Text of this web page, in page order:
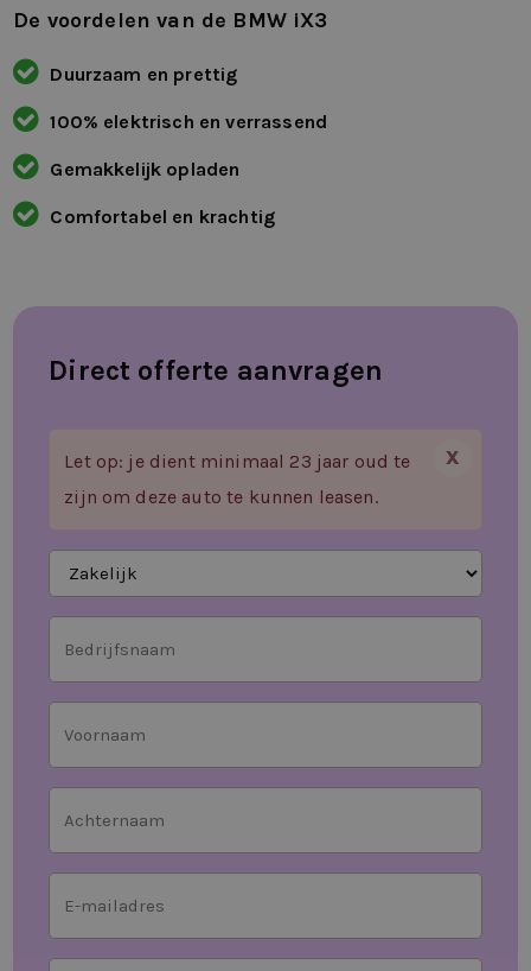
De voordelen van de BMW iX3
Duurzaam en prettig
100% elektrisch en verrassend
Gemakkelijk opladen
Comfortabel en krachtig
Direct offerte aanvragen
Let op: je dient minimaal 23 jaar oud te
zijn om deze auto te kunnen leasen.
X
Aanvragen
als
*